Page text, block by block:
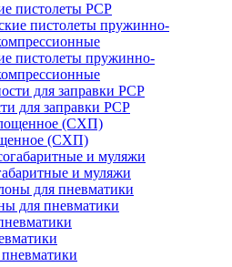
пистолеты PCP
пистолеты пружинно-
для заправки PCP
(СХП)
и муляжи
для пневматики